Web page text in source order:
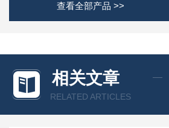
查看全部产品 >>
相关文章
RELATED ARTICLES